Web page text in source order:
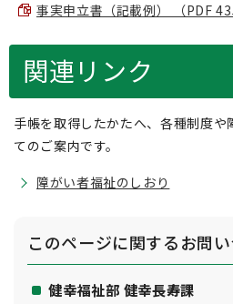
事実申立書（記載例） （PDF
関連リンク
手帳を取得したかたへ、各種制度や
てのご案内です。
障がい者福祉のしおり
このページに関するお問
健幸福祉部 健幸長寿課